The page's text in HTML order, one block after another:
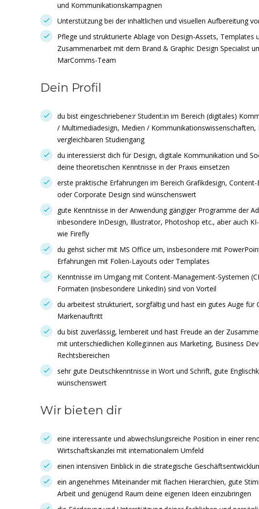
und Kommunikationskampagnen
Unterstützung bei der inhaltlichen und visuellen Aufbereitung
Pflege und strukturierte Ablage von Design-Assets, Templates
Zusammenarbeit mit dem Brand & Graphic Design Specialist
MarComms-Team
Dein Profil
du bist eingeschriebene:r Student:in im Bereich (digitales)
/ Multimediadesign, Medien / Kommunikationswissenschaften,
vergleichbaren Studiengang
du interessierst dich für Design, digitale Kommunikation und
deine theoretischen Kenntnisse in der Praxis einsetzen
erste praktische Erfahrungen im Bereich Grafikdesign,
oder Corporate Design sind wünschenswert
gute Kenntnisse in der Anwendung gängiger Programme der
inbesondere InDesign, Illustrator, Photoshop etc., aber auch
wie Firefly
du gehst sicher mit MS Office um, insbesondere mit
Erfahrungen mit Folien-Layouts oder Templates
Kenntnisse im Umgang mit Content-Management-Systemen
Formaten (insbesondere LinkedIn) sind von Vorteil
du arbeitest strukturiert, sorgfältig und hast ein gutes Auge für
Markenauftritt
du bist zuverlässig, lernbereit und hast Freude an der
mit unterschiedlichen Kolleg:innen aus Marketing, Business
Rechtsbereichen
sehr gute Deutschkenntnisse in Wort und Schrift, gute
wünschenswert
Wir bieten dir
eine interessante und abwechslungsreiche Position in einer
Wirtschaftskanzlei mit internationalem Umfeld
einen intensiven Einblick in die strategische
ein angenehmes Miteinander mit flachen Hierarchien, gute
Arbeit und genügend Raum deine eigenen Ideen einzubringen